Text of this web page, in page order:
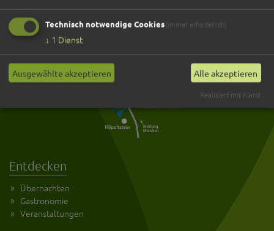
Entdecken
Übernachten
Gastronomie
Veranstaltungen
Technisch notwendige Cookies(immer erforderlich)
↓ 1 Dienst
Ausgewählte akzeptieren Alle akzeptieren
Realisiert mit Klaro!